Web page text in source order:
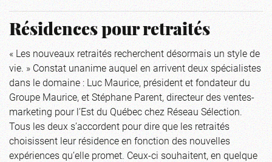
Résidences pour retraités
« Les nouveaux retraités recherchent désormais un style de
vie. » Constat unanime auquel en arrivent deux spécialistes
dans le domaine : Luc Maurice, président et fondateur du
Groupe Maurice, et Stéphane Parent, directeur des ventes-
marketing pour l’Est du Québec chez Réseau Sélection.
Tous les deux s’accordent pour dire que les retraités
choisissent leur résidence en fonction des nouvelles
expériences qu’elle promet. Ceux-ci souhaitent, en quelque